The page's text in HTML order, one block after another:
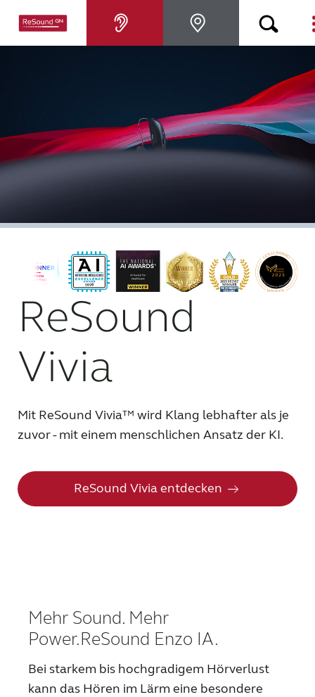
Über ReSound
Australia
Canada Česká republika
China Danmark
Deutschland España
New Zealand
Schweiz Suisse
Sverige
ReSound
Vivia
Mit ReSound Vivia™ wird Klang lebhafter als je
zuvor - mit einem menschlichen Ansatz der KI.
ReSound Vivia entdecken
Mehr Sound. Mehr
Power.ReSound Enzo IA.
Bei starkem bis hochgradigem Hörverlust
kann das Hören im Lärm eine besondere